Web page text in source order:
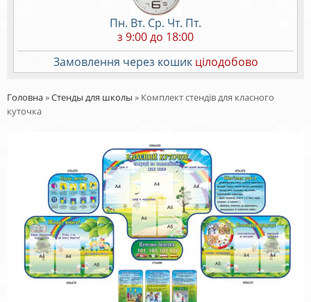
Пн. Вт. Ср. Чт. Пт.
з 9:00 до 18:00
Замовлення через кошик цілодобово
Головна»Стенды для школы » Комплект стендів для класного
куточка